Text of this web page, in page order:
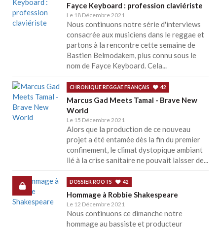
Fayce Keyboard : profession claviériste
Le 18 Décembre 2021
Nous continuons notre série d'interviews
consacrée aux musiciens dans le reggae et
partons à la rencontre cette semaine de
Bastien Belmodakem, plus connu sous le
nom de Fayce Keyboard. Cela...
CHRONIQUE REGGAE FRANÇAIS 42
Marcus Gad Meets Tamal - Brave New
World
Le 15 Décembre 2021
Alors que la production de ce nouveau
projet a été entamée dès la fin du premier
confinement, le climat dystopique ambiant
lié à la crise sanitaire ne pouvait laisser de...
DOSSIER ROOTS 42
Hommage à Robbie Shakespeare
Le 12 Décembre 2021
Nous continuons ce dimanche notre
hommage au bassiste et producteur